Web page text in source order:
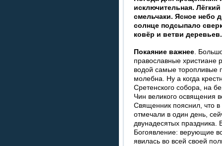
исключительная.
смельчаки. Ясное небо
солнце подсыпало
ковёр и ветви деревьев.
Покаяние важнее.
православные христиане
водой самые торопливые
молебна. Ну а когда
Сретенского собора, на
Чин великого освящения
Священник пояснил, что
отмечали в один день,
двунадесятых
Богоявление: верующие
явилась во всей своей